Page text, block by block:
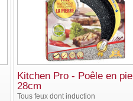
Kitchen Pro - Poêle en
28cm
Tous feux dont induction